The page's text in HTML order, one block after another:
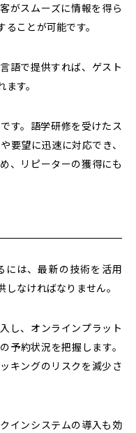
がスムーズに情報を得ら
ことが可能です。
語で提供すれば、ゲスト
す。
す。 語学研修を受けたス
要望に迅速に対応でき、
、リピーターの獲得にも
には、最新の技術を活用
なければなりません。
し、オンラインプラット
予約状況を把握します。
キングのリスクを減少さ
インシステムの導入も効